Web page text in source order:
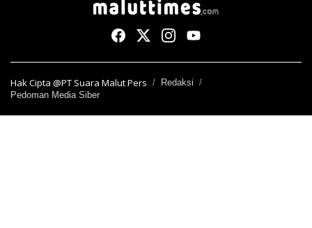
Hak Cipta @PT Suara Malut Pers
Redaksi
Pedoman Media Siber